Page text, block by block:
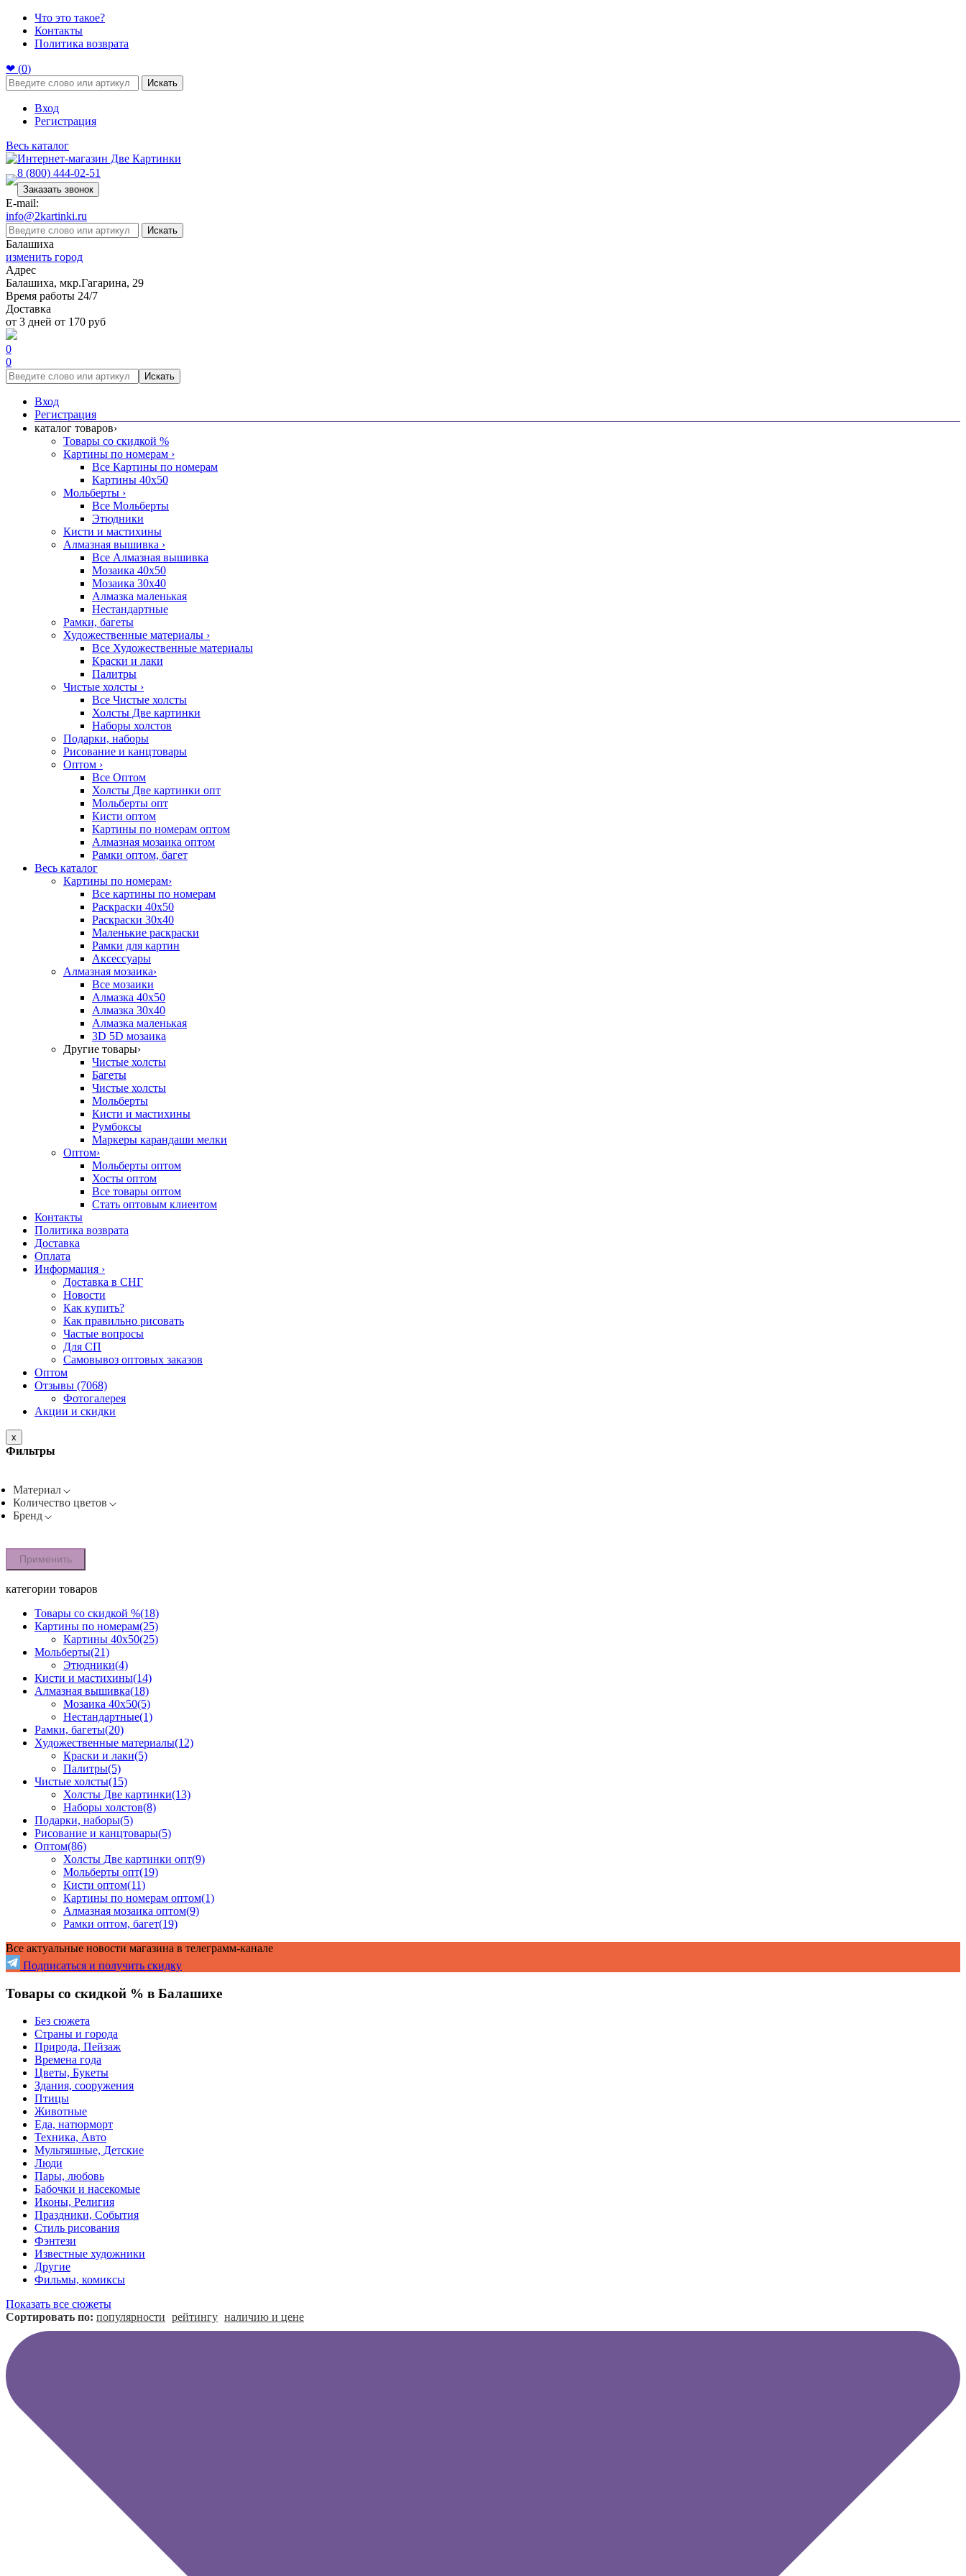
Что это такое?
Контакты
Политика возврата
❤ (0)
Искать
Вход
Регистрация
Весь каталог
8 (800) 444-02-51
Заказать звонок
E-mail:
info@2kartinki.ru
Искать
Балашиха
изменить город
Адрес
Балашиха, мкр.Гагарина, 29
Время работы 24/7
Доставка
от 3 дней от 170 руб
0
0
Искать
Вход
Регистрация
каталог товаров›
Товары со скидкой %
Картины по номерам ›
Все Картины по номерам
Картины 40x50
Мольберты ›
Все Мольберты
Этюдники
Кисти и мастихины
Алмазная вышивка ›
Все Алмазная вышивка
Мозаика 40x50
Мозаика 30x40
Алмазка маленькая
Нестандартные
Рамки, багеты
Художественные материалы ›
Все Художественные материалы
Краски и лаки
Палитры
Чистые холсты ›
Все Чистые холсты
Холсты Две картинки
Наборы холстов
Подарки, наборы
Рисование и канцтовары
Оптом ›
Все Оптом
Холсты Две картинки опт
Мольберты опт
Кисти оптом
Картины по номерам оптом
Алмазная мозаика оптом
Рамки оптом, багет
Весь каталог
Картины по номерам›
Все картины по номерам
Раскраски 40х50
Раскраски 30х40
Маленькие раскраски
Рамки для картин
Аксессуары
Алмазная мозаика›
Все мозаики
Алмазка 40х50
Алмазка 30х40
Алмазка маленькая
3D 5D мозаика
Другие товары›
Чистые холсты
Багеты
Чистые холсты
Мольберты
Кисти и мастихины
Румбоксы
Маркеры карандаши мелки
Оптом›
Мольберты оптом
Хосты оптом
Все товары оптом
Стать оптовым клиентом
Контакты
Политика возврата
Доставка
Оплата
Информация ›
Доставка в СНГ
Новости
Как купить?
Как правильно рисовать
Частые вопросы
Для СП
Самовывоз оптовых заказов
Оптом
Отзывы (7068)
Фотогалерея
Акции и скидки
x
Фильтры
Материал
Количество цветов
Бренд
Применить
категории товаров
Товары со скидкой %(18)
Картины по номерам(25)
Картины 40x50(25)
Мольберты(21)
Этюдники(4)
Кисти и мастихины(14)
Алмазная вышивка(18)
Мозаика 40x50(5)
Нестандартные(1)
Рамки, багеты(20)
Художественные материалы(12)
Краски и лаки(5)
Палитры(5)
Чистые холсты(15)
Холсты Две картинки(13)
Наборы холстов(8)
Подарки, наборы(5)
Рисование и канцтовары(5)
Оптом(86)
Холсты Две картинки опт(9)
Мольберты опт(19)
Кисти оптом(11)
Картины по номерам оптом(1)
Алмазная мозаика оптом(9)
Рамки оптом, багет(19)
Все актуальные новости магазина в телеграмм-канале
Подписаться и получить скидку
Товары со скидкой % в Балашихе
Без сюжета
Страны и города
Природа, Пейзаж
Времена года
Цветы, Букеты
Здания, сооружения
Птицы
Животные
Еда, натюрморт
Техника, Авто
Мультяшные, Детские
Люди
Пары, любовь
Бабочки и насекомые
Иконы, Религия
Праздники, События
Стиль рисования
Фэнтези
Известные художники
Другие
Фильмы, комиксы
Показать все сюжеты
Сортировать по: популярности рейтингу наличию и цене